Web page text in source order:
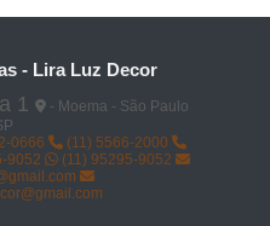
- Lira Luz Decor
1
- Moema - São Paulo
0666
(11) 5566-2000
9052
(11) 95295-9052